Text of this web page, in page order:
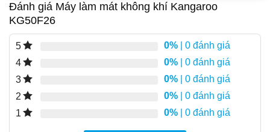
Đánh giá Máy làm mát không khí Kangaroo
KG50F26
5 0% | 0 đánh giá
4
0% | 0 đánh giá
3
0% | 0 đánh giá
2
0% | 0 đánh giá
1
0% | 0 đánh giá